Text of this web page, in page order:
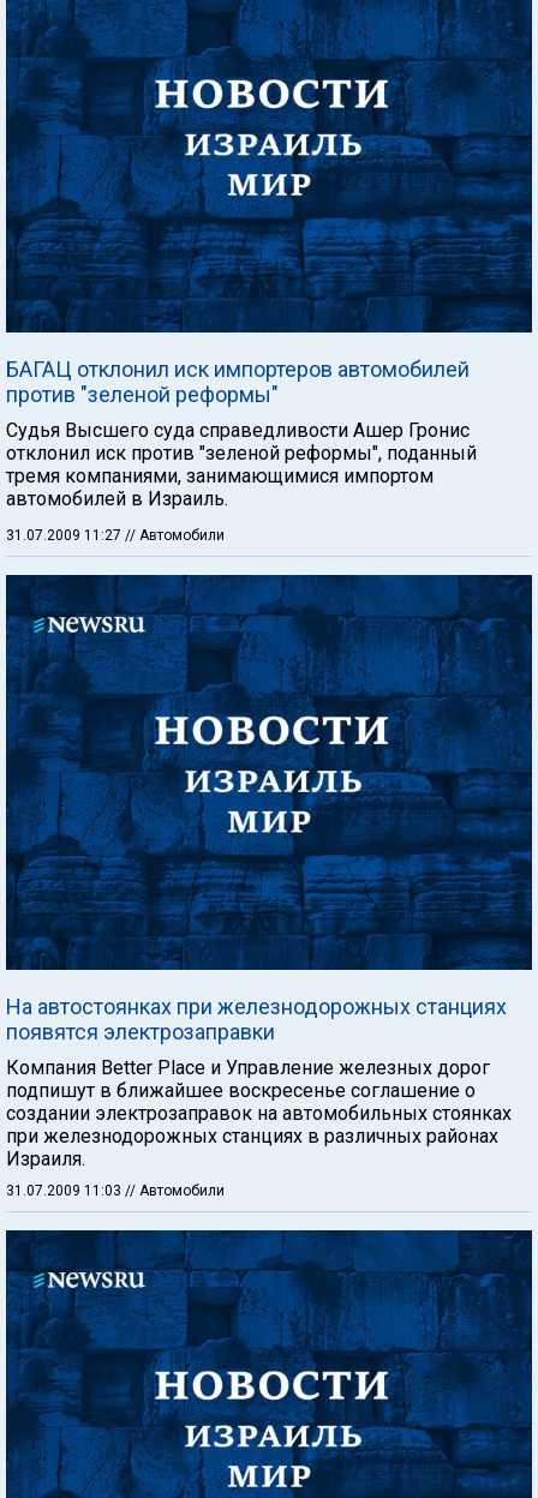
БАГАЦ отклонил иск импортеров автомобилей
против "зеленой реформы"
Судья Высшего суда справедливости Ашер Гронис
отклонил иск против "зеленой реформы", поданный
тремя компаниями, занимающимися импортом
автомобилей в Израиль.
31.07.2009 11:27 // Автомобили
На автостоянках при железнодорожных станциях
появятся электрозаправки
Компания Better Place и Управление железных дорог
подпишут в ближайшее воскресенье соглашение о
создании электрозаправок на автомобильных стоянках
при железнодорожных станциях в различных районах
Израиля.
31.07.2009 11:03 // Автомобили